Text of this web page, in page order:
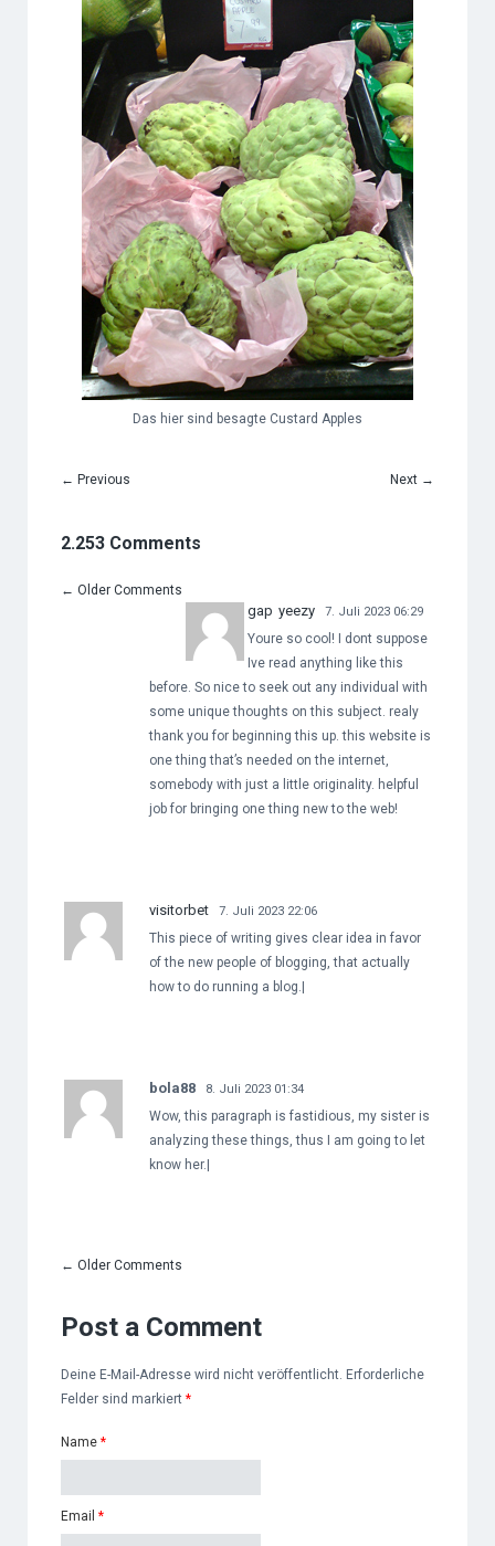
Das hier sind besagte Custard Apples
← Previous Next →
2.253 Comments
← Older Comments
gap yeezy 7. Juli 2023 06:29
Youre so cool! I dont suppose
Ive read anything like this
before. So nice to seek out any individual with
some unique thoughts on this subject. realy
thank you for beginning this up. this website is
one thing that’s needed on the internet,
somebody with just a little originality. helpful
job for bringing one thing new to the web!
visitorbet 7. Juli 2023 22:06
This piece of writing gives clear idea in favor
of the new people of blogging, that actually
how to do running a blog.|
bola88 8. Juli 2023 01:34
Wow, this paragraph is fastidious, my sister is
analyzing these things, thus I am going to let
know her.|
← Older Comments
Post a Comment
Deine E-Mail-Adresse wird nicht veröffentlicht. Erforderliche
Felder sind markiert *
Name *
Email *